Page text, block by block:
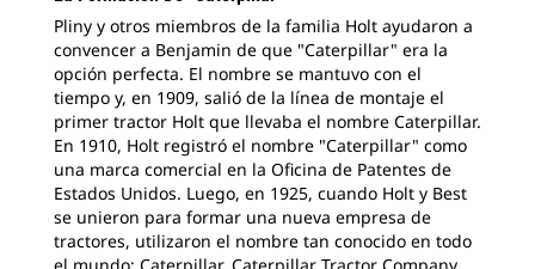
Pliny y otros miembros de la familia Holt ayudaron a
convencer a Benjamin de que "Caterpillar" era la
opción perfecta. El nombre se mantuvo con el
tiempo y, en 1909, salió de la línea de montaje el
primer tractor Holt que llevaba el nombre Caterpillar.
En 1910, Holt registró el nombre "Caterpillar" como
una marca comercial en la Oficina de Patentes de
Estados Unidos. Luego, en 1925, cuando Holt y Best
se unieron para formar una nueva empresa de
tractores, utilizaron el nombre tan conocido en todo